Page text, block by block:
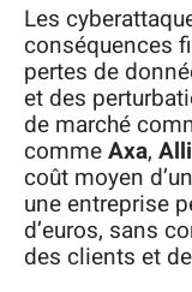
Les
conséquences
pertes de
et des
de marché
commeAxa,
coût moyen
une entreprise
d’euros, sans
des clients et